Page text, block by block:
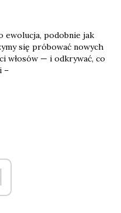
ewolucja, podobnie jak
się próbować nowych
włosów — i odkrywać, co
–